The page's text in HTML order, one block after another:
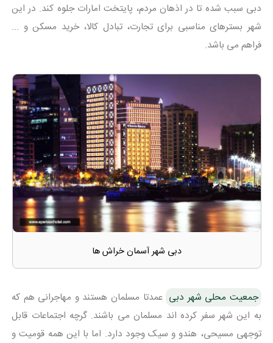
دبی سبب شده تا در اذهان مردم، پایتخت امارات جلوه کند. در این
شهر بسترهای مناسبی برای تجارت، تبادل کالا، خرید مسکن و ...
فراهم می باشد.
دبی شهر آسمان خراش ها
جمعیت محلی شهر دبی عمدتا مسلمان هستند و مهاجرانی هم که
به این شهر سفر کرده اند مسلمان می باشند. گرچه اجتماعات قابل
توجهی مسیحی، هندو و سیک وجود دارد. اما با این همه قومیت و